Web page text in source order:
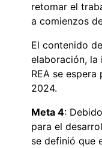
retomar el
a comienzos
El contenido
elaboración,
REA se
2024.
Meta 4:
para el
se definió que